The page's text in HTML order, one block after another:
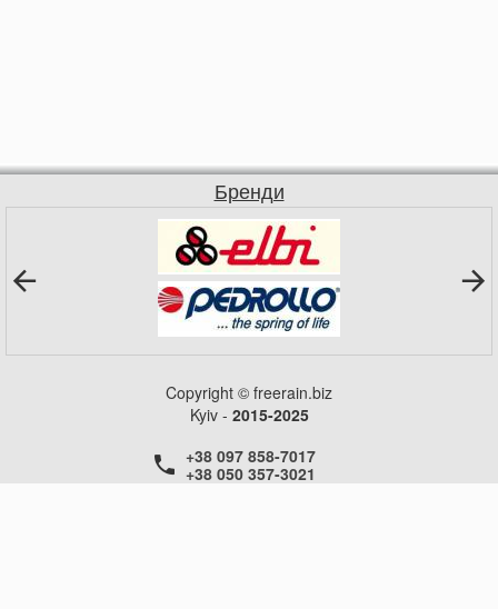
Бренди
Copyright © freerain.biz
Kyiv - 2015-2025
+38 097 858-7017
+38 050 357-3021